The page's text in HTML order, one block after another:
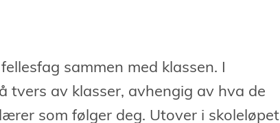
sammen med klassen. I
tvers av klasser, avhengig av hva de
som følger deg. Utover i skoleløpet